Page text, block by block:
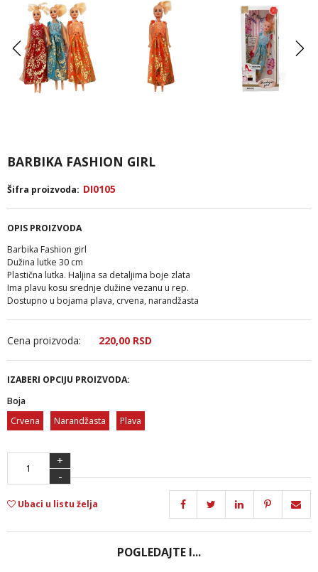
BARBIKA FASHION GIRL
Šifra proizvoda: DI0105
OPIS PROIZVODA
Barbika Fashion girl
Dužina lutke 30 cm
Plastična lutka. Haljina sa detaljima boje zlata
Ima plavu kosu srednje dužine vezanu u rep.
Dostupno u bojama plava, crvena, narandžasta
Cena proizvoda: 220,00 RSD
IZABERI OPCIJU PROIZVODA:
Boja
Crvena
Narandžasta Plava
+
-
Ubaci u listu želja
POGLEDAJTE I...